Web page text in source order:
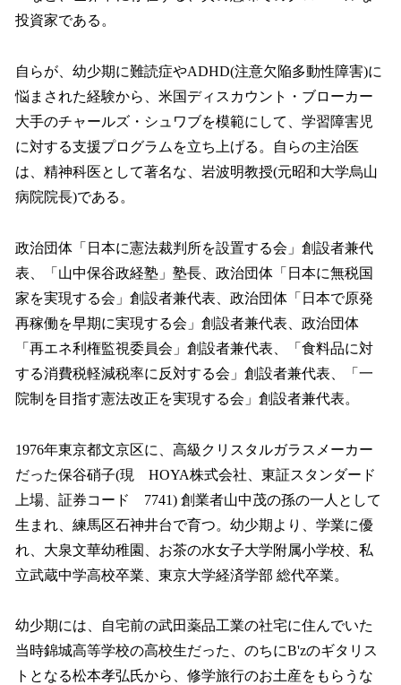
投資家である。
自らが、幼少期に難読症やADHD(注意欠陥多動性障害)に
悩まされた経験から、米国ディスカウント・ブローカー
大手のチャールズ・シュワブを模範にして、学習障害児
に対する支援プログラムを立ち上げる。自らの主治医
は、精神科医として著名な、岩波明教授(元昭和大学烏山
病院院長)である。
政治団体「日本に憲法裁判所を設置する会」創設者兼代
表、「山中保谷政経塾」塾長、政治団体「日本に無税国
家を実現する会」創設者兼代表、政治団体「日本で原発
再稼働を早期に実現する会」創設者兼代表、政治団体
「再エネ利権監視委員会」創設者兼代表、「食料品に対
する消費税軽減税率に反対する会」創設者兼代表、「一
院制を目指す憲法改正を実現する会」創設者兼代表。
1976年東京都文京区に、高級クリスタルガラスメーカー
だった保谷硝子(現 HOYA株式会社、東証スタンダード
上場、証券コード 7741) 創業者山中茂の孫の一人として
生まれ、練馬区石神井台で育つ。幼少期より、学業に優
れ、大泉文華幼稚園、お茶の水女子大学附属小学校、私
立武蔵中学高校卒業、東京大学経済学部 総代卒業。
幼少期には、自宅前の武田薬品工業の社宅に住んでいた
当時錦城高等学校の高校生だった、のちにB'zのギタリス
トとなる松本孝弘氏から、修学旅行のお土産をもらうな